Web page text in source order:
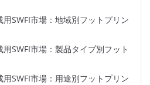
SWFI市場：地域別フットプリン
SWFI市場：製品タイプ別フット
SWFI市場：用途別フットプリン